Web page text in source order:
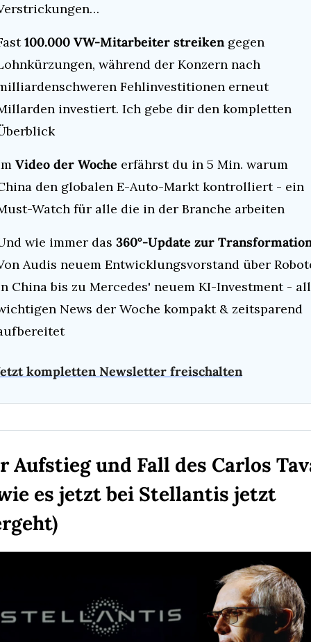
100.000 VW-Mitarbeiter streiken gegen
während der Konzern nach
Fehlinvestitionen erneut
investiert. Ich gebe dir den kompletten
Video der Woche erfährst du in 5 Min. warum
den globalen E-Auto-Markt kontrolliert - ein
Watch für alle die in der Branche arbeiten
wie immer das 360°-Update zur
Audis neuem Entwicklungsvorstand über
China bis zu Mercedes' neuem KI-Investment -
News der Woche kompakt & zeitsparend
kompletten Newsletter freischalten
Aufstieg und Fall des Carlos
es jetzt bei Stellantis jetzt